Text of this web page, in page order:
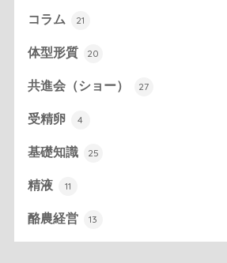
コラム 21
体型形質 20
共進会（ショー） 27
受精卵 4
基礎知識 25
精液 11
酪農経営 13